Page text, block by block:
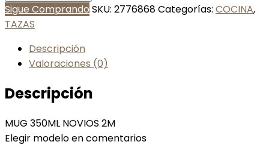
Sigue Comprando SKU: 2776868Categorías: COCINA,
TAZAS
Descripción
Valoraciones (0)
Descripción
MUG 350ML NOVIOS 2M
Elegir modelo en comentarios